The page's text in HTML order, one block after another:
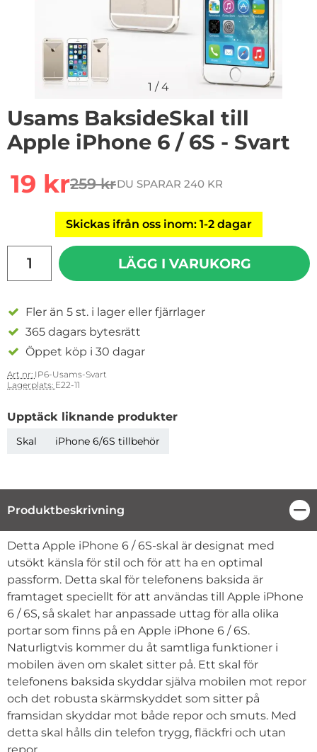
1 /4
Usams BaksideSkal till
Apple iPhone 6 / 6S - Svart
rea pris
19 krtidigare pris
259 krDU SPARAR 240 KR
Skickas ifrån oss inom: 1-2 dagar
LÄGG I VARUKORG
Fler än 5 st. i lager eller fjärrlager
365 dagars bytesrätt
Öppet köp i 30 dagar
Art nr: IP6-Usams-Svart
Lagerplats: E22-11
Upptäck liknande produkter
Skal iPhone 6/6S tillbehör
Produktbeskrivning
Produktbeskrivning
Detta Apple iPhone 6 / 6S-skal är designat med
utsökt känsla för stil och för att ha en optimal
passform. Detta skal för telefonens baksida är
framtaget speciellt för att användas till Apple iPhone
6 / 6S, så skalet har anpassade uttag för alla olika
portar som finns på en Apple iPhone 6 / 6S.
Naturligtvis kommer du åt samtliga funktioner i
mobilen även om skalet sitter på. Ett skal för
telefonens baksida skyddar själva mobilen mot repor
och det robusta skärmskyddet som sitter på
framsidan skyddar mot både repor och smuts. Med
detta skal hålls din telefon trygg, fläckfri och utan